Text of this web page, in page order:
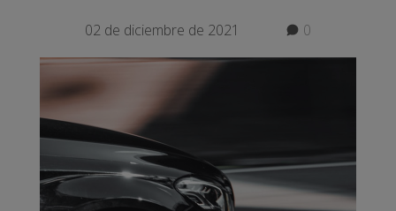
02 de diciembre de 2021 0